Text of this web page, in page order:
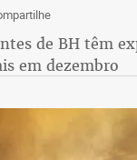
de BH têm
em dezembro